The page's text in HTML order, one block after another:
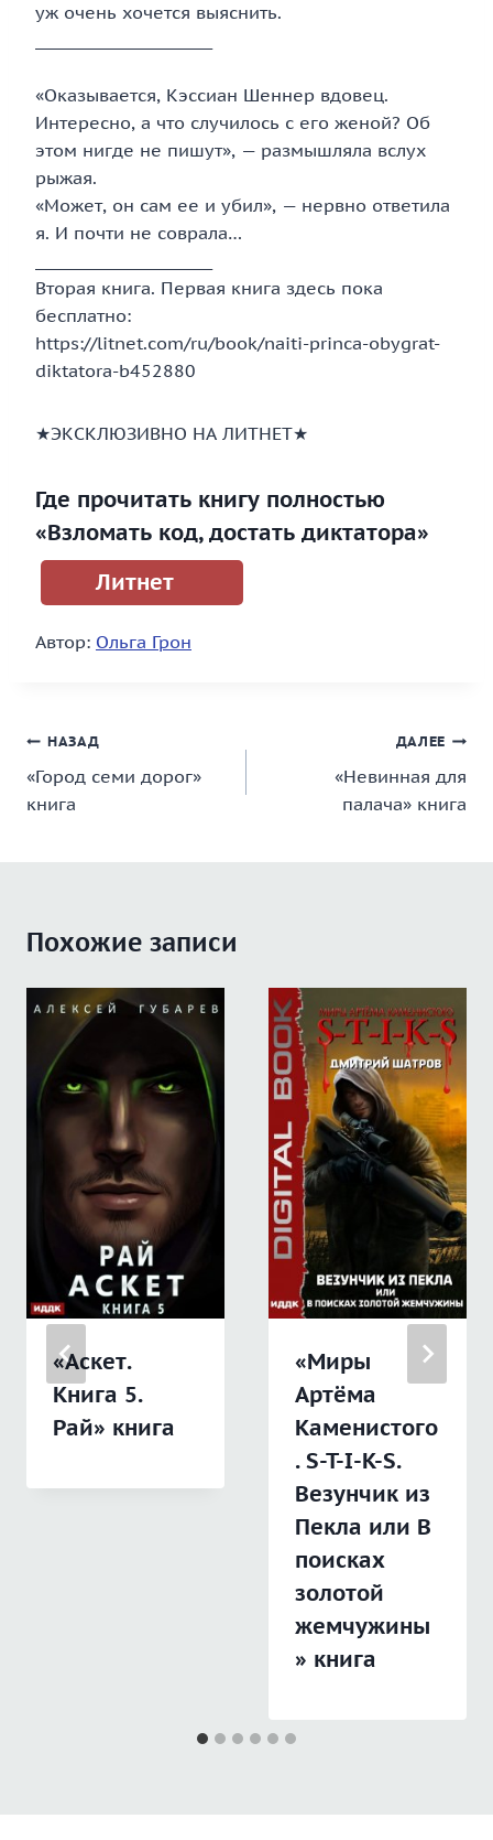
уж очень хочется выяснить.
«Оказывается, Кэссиан Шеннер вдовец.
Интересно, а что случилось с его женой? Об
этом нигде не пишут», — размышляла вслух
рыжая.
«Может, он сам ее и убил», — нервно ответила
я. И почти не соврала…
Вторая книга. Первая книга здесь пока
бесплатно:
https://litnet.com/ru/book/naiti-princa-obygrat-
diktatora-b452880
★ЭКСКЛЮЗИВНО НА ЛИТНЕТ★
Где прочитать книгу полностью
«Взломать код, достать диктатора»
Литнет
Автор: Ольга Грон
Навигация
по
записям
НАЗАД
«Город семи дорог»
книга
ДАЛЕЕ
«Невинная для
палача» книга
Похожие записи
«Аскет.
Книга 5.
Рай» книга
«Миры
Артёма
Каменистого
. S-T-I-K-S.
Везунчик из
Пекла или В
поисках
золотой
жемчужины
» книга